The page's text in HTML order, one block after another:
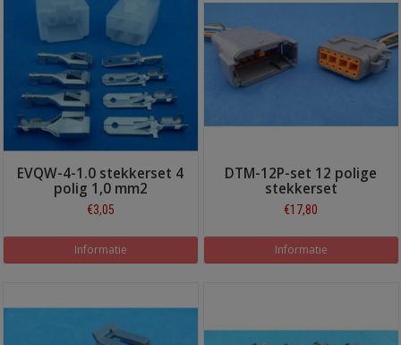
EVQW-4-1.0 stekkerset 4
polig 1,0 mm2
€3,05
Informatie
DTM-12P-set 12 polige
stekkerset
€17,80
Informatie